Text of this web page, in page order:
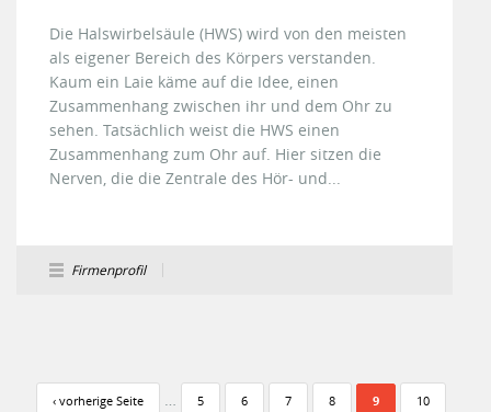
Die Halswirbelsäule (HWS) wird von den meisten
als eigener Bereich des Körpers verstanden.
Kaum ein Laie käme auf die Idee, einen
Zusammenhang zwischen ihr und dem Ohr zu
sehen. Tatsächlich weist die HWS einen
Zusammenhang zum Ohr auf. Hier sitzen die
Nerven, die die Zentrale des Hör- und...
Firmenprofil
‹ vorherige Seite … 5 6 7 8 9 10